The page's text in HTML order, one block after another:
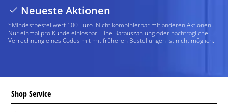
Neueste Aktionen
*Mindestbestellwert 100 Euro. Nicht kombinierbar mit anderen Aktionen.
Nur einmal pro Kunde einlösbar. Eine Barauszahlung oder nachträgliche
Verrechnung eines Codes mit mit früheren Bestellungen ist nicht möglich.
Shop Service